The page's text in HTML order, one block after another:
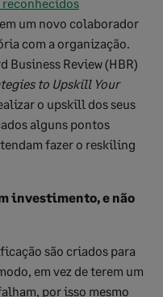
um novo colaborador
com a organização.
Business Review (HBR)
to Upskill Your
o upskill dos seus
alguns pontos
fazer o reskiling
investimento, e não
são criados para
em vez de terem um
por isso mesmo